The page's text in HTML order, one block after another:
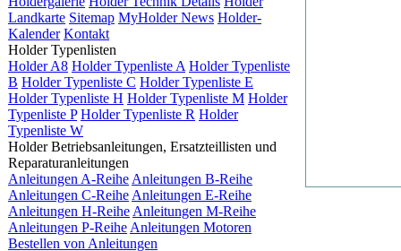
Landkarte Sitemap MyHolder News Holder-
Kalender Kontakt
Holder Typenlisten
Holder A8 Holder Typenliste A Holder Typenliste
B Holder Typenliste C Holder Typenliste E
Holder Typenliste H Holder Typenliste M Holder
Typenliste P Holder Typenliste R Holder
Typenliste W
Holder Betriebsanleitungen, Ersatzteillisten und
Reparaturanleitungen
Anleitungen A-Reihe Anleitungen B-Reihe
Anleitungen C-Reihe Anleitungen E-Reihe
Anleitungen H-Reihe Anleitungen M-Reihe
Anleitungen P-Reihe Anleitungen Motoren
Bestellen von Anleitungen